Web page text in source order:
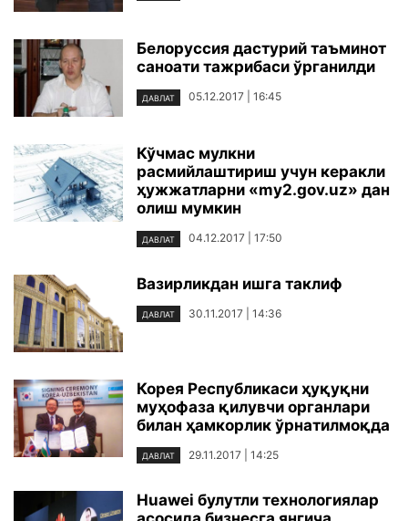
Белоруссия дастурий таъминот
саноати тажрибаси ўрганилди
ДАВЛАТ 05.12.2017 | 16:45
Кўчмас мулкни
расмийлаштириш учун керакли
ҳужжатларни «my2.gov.uz» дан
олиш мумкин
ДАВЛАТ 04.12.2017 | 17:50
Вазирликдан ишга таклиф
ДАВЛАТ 30.11.2017 | 14:36
Корея Республикаси ҳуқуқни
муҳофаза қилувчи органлари
билан ҳамкорлик ўрнатилмоқда
ДАВЛАТ 29.11.2017 | 14:25
Huawei булутли технологиялар